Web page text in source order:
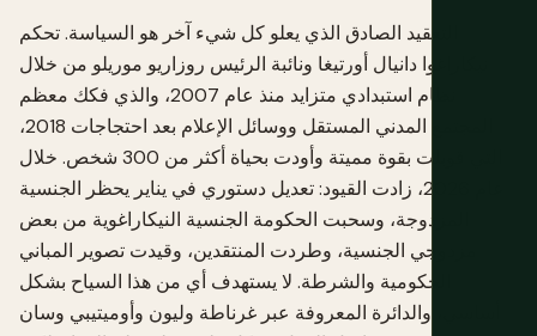
التعقيد الصادق الذي يعلو كل شيء آخر هو السياسة. تحكم
نيكاراغوا دانيال أورتيغا ونائبة الرئيس روزاريو موريلو من خلال
نظام استبدادي متزايد منذ عام 2007، والذي فكك معظم
المجتمع المدني المستقل ووسائل الإعلام بعد احتجاجات 2018،
التي قوبلت بقوة مميتة وأودت بحياة أكثر من 300 شخص. خلال
عام 2026، زادت القيود: تعديل دستوري في يناير يحظر الجنسية
المزدوجة، وسحبت الحكومة الجنسية النيكاراغوية من بعض
مزدوجي الجنسية، وطردت المنتقدين، وقيدت تصوير المباني
الحكومية والشرطة. لا يستهدف أي من هذا السياح بشكل
أساسي، والدائرة المعروفة عبر غرناطة وليون وأوميتيبي وسان